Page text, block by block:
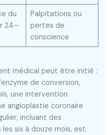
du
24–
Palpitations ou
pertes de
conscience
médical peut être initié :
de conversion,
une intervention
angioplastie coronaire
incluant des
six à douze mois, est